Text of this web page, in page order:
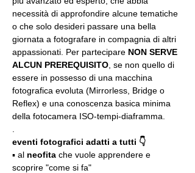
necessità di approfondire alcune tematiche
o che solo desideri passare una bella
giornata a fotografare in compagnia di altri
appassionati. Per partecipare NON SERVE
ALCUN PREREQUISITO , se non quello di
essere in possesso di una macchina
fotografica evoluta (Mirrorless, Bridge o
Reflex) e una conoscenza basica minima
della fotocamera ISO-tempi-diaframma.
eventi fotografici adatti a tutti 👇
▪️ al neofita che vuole apprendere e
scoprire "come si fa"